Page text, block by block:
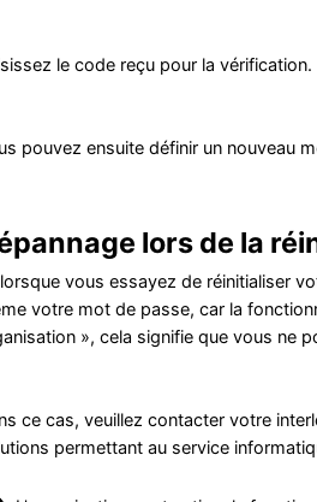
le code reçu pour la vérification.
pouvez ensuite définir un nouveau
lors de la
vous essayez de réinitialiser
votre mot de passe, car la
», cela signifie que vous ne
ce cas, veuillez contacter votre
permettant au service